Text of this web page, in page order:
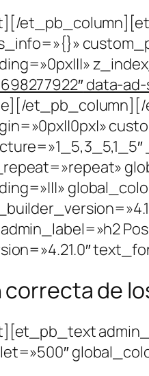
data-ad-
et_pb_column][/
correcta de